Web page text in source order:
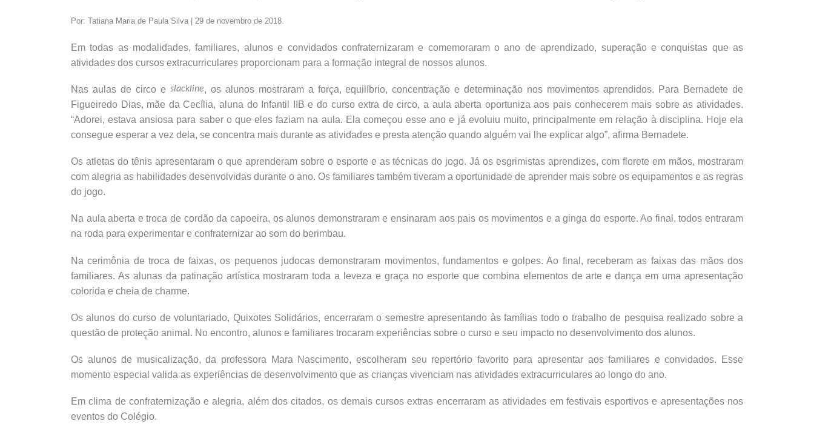
Por: Tatiana Maria de Paula Silva | 29 de novembro de 2018.
Em todas as modalidades, familiares, alunos e convidados confraternizaram e comemoraram o ano de aprendizado, superação e conquistas que as
atividades dos cursos extracurriculares proporcionam para a formação integral de nossos alunos.
Nas aulas de circo e slackline, os alunos mostraram a força, equilíbrio, concentração e determinação nos movimentos aprendidos. Para Bernadete de
Figueiredo Dias, mãe da Cecília, aluna do Infantil IIB e do curso extra de circo, a aula aberta oportuniza aos pais conhecerem mais sobre as atividades.
“Adorei, estava ansiosa para saber o que eles faziam na aula. Ela começou esse ano e já evoluiu muito, principalmente em relação à disciplina. Hoje ela
consegue esperar a vez dela, se concentra mais durante as atividades e presta atenção quando alguém vai lhe explicar algo”, afirma Bernadete.
Os atletas do tênis apresentaram o que aprenderam sobre o esporte e as técnicas do jogo. Já os esgrimistas aprendizes, com florete em mãos, mostraram
com alegria as habilidades desenvolvidas durante o ano. Os familiares também tiveram a oportunidade de aprender mais sobre os equipamentos e as regras
do jogo.
Na aula aberta e troca de cordão da capoeira, os alunos demonstraram e ensinaram aos pais os movimentos e a ginga do esporte. Ao final, todos entraram
na roda para experimentar e confraternizar ao som do berimbau.
Na cerimônia de troca de faixas, os pequenos judocas demonstraram movimentos, fundamentos e golpes. Ao final, receberam as faixas das mãos dos
familiares. As alunas da patinação artística mostraram toda a leveza e graça no esporte que combina elementos de arte e dança em uma apresentação
colorida e cheia de charme.
Os alunos do curso de voluntariado, Quixotes Solidários, encerraram o semestre apresentando às famílias todo o trabalho de pesquisa realizado sobre a
questão de proteção animal. No encontro, alunos e familiares trocaram experiências sobre o curso e seu impacto no desenvolvimento dos alunos.
Os alunos de musicalização, da professora Mara Nascimento, escolheram seu repertório favorito para apresentar aos familiares e convidados. Esse
momento especial valida as experiências de desenvolvimento que as crianças vivenciam nas atividades extracurriculares ao longo do ano.
Em clima de confraternização e alegria, além dos citados, os demais cursos extras encerraram as atividades em festivais esportivos e apresentações nos
eventos do Colégio.